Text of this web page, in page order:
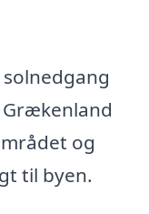
og
til byen.